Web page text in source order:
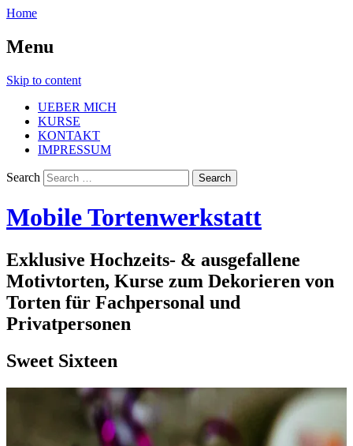
Home
Menu
Skip to content
UEBER MICH
KURSE
KONTAKT
IMPRESSUM
Search
Mobile Tortenwerkstatt
Exklusive Hochzeits- & ausgefallene
Motivtorten, Kurse zum Dekorieren von
Torten für Fachpersonal und
Privatpersonen
Sweet Sixteen